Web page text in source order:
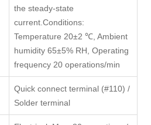
the steady-state
current.Conditions:
Temperature 20±2 ℃, Ambient
humidity 65±5% RH, Operating
frequency 20 operations/min
Quick connect terminal (#110) /
Solder terminal